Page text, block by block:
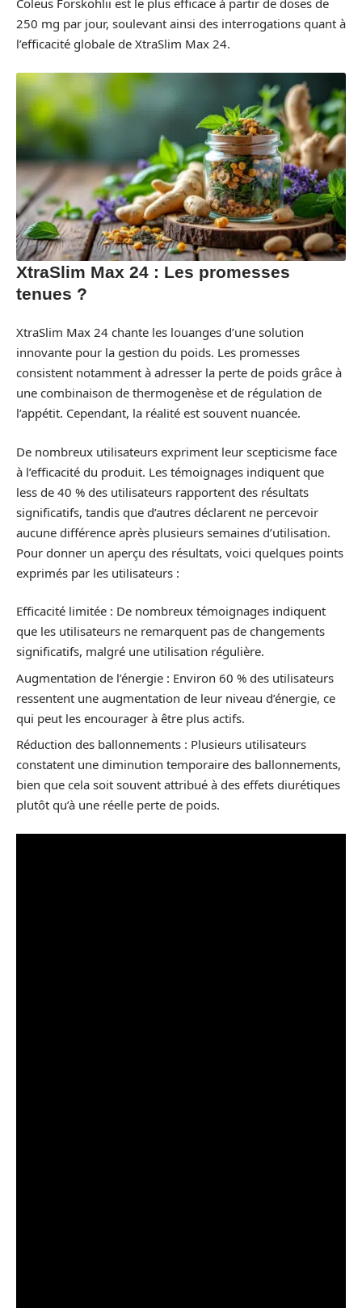
Coleus Forskohlii est le plus efficace à partir de doses de
250 mg par jour, soulevant ainsi des interrogations quant à
l’efficacité globale de XtraSlim Max 24.
XtraSlim Max 24 : Les promesses
tenues ?
XtraSlim Max 24 chante les louanges d’une solution
innovante pour la gestion du poids. Les promesses
consistent notamment à adresser la perte de poids grâce à
une combinaison de thermogenèse et de régulation de
l’appétit. Cependant, la réalité est souvent nuancée.
De nombreux utilisateurs expriment leur scepticisme face
à l’efficacité du produit. Les témoignages indiquent que
less de 40 % des utilisateurs rapportent des résultats
significatifs, tandis que d’autres déclarent ne percevoir
aucune différence après plusieurs semaines d’utilisation.
Pour donner un aperçu des résultats, voici quelques points
exprimés par les utilisateurs :
Efficacité limitée : De nombreux témoignages indiquent
que les utilisateurs ne remarquent pas de changements
significatifs, malgré une utilisation régulière.
Augmentation de l’énergie : Environ 60 % des utilisateurs
ressentent une augmentation de leur niveau d’énergie, ce
qui peut les encourager à être plus actifs.
Réduction des ballonnements : Plusieurs utilisateurs
constatent une diminution temporaire des ballonnements,
bien que cela soit souvent attribué à des effets diurétiques
plutôt qu’à une réelle perte de poids.